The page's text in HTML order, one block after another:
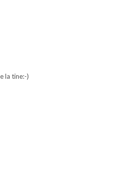
la tine:-)